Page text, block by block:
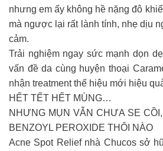
nhưng em ấy không hề nặng đô
mà ngược lại rất lành tính, nhẹ dịu
cảm.
Trải nghiệm ngay sức mạnh dọn
vấn đề da cùng huyện thoại
nhận treatment thế hiệu mới hiệu
HẾT TẾT HẾT MÙNG…
NHƯNG MỤN VẪN CHƯA SE
BENZOYL PEROXIDE THÔI NÀO
Acne Spot Relief nhà Chucos sở